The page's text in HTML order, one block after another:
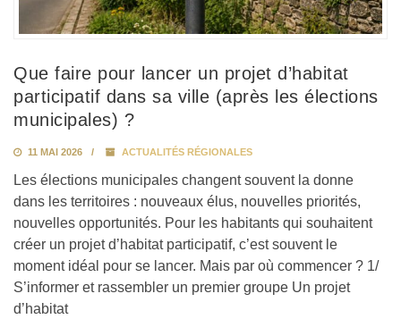
Que faire pour lancer un projet d’habitat
participatif dans sa ville (après les élections
municipales) ?
11 MAI 2026 ACTUALITÉS RÉGIONALES
Les élections municipales changent souvent la donne
dans les territoires : nouveaux élus, nouvelles priorités,
nouvelles opportunités. Pour les habitants qui souhaitent
créer un projet d’habitat participatif, c’est souvent le
moment idéal pour se lancer. Mais par où commencer ? 1/
S’informer et rassembler un premier groupe Un projet
d’habitat